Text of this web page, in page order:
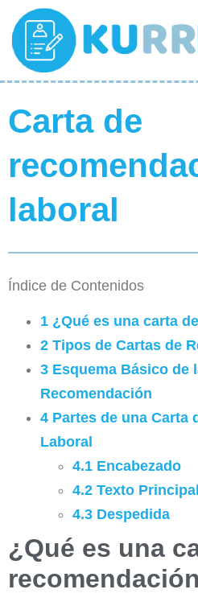
Carta de
laboral
Índice de Contenidos
1 ¿Qué es una carta
2 Tipos de Cartas de
3 Esquema Básico de
Recomendación
4 Partes de una Carta
Laboral
4.1 Encabezado
4.2 Texto Principal
4.3 Despedida
¿Qué es una